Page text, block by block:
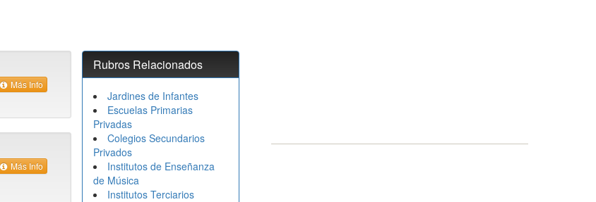
Más Info
Más Info
Rubros Relacionados
Jardines de Infantes
Escuelas Primarias
Privadas
Colegios Secundarios
Privados
Institutos de Enseñanza
de Música
Institutos Terciarios